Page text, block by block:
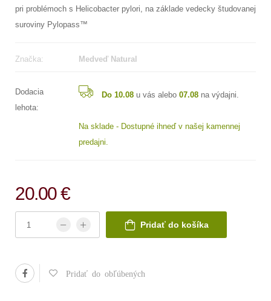
pri problémoch s Helicobacter pylori, na základe vedecky študovanej
suroviny Pylopass™
Značka: Medveď Natural
Dodacia
lehota:
Do 10.08u vás alebo 07.08na výdajni.
Na sklade - Dostupné ihneď v našej kamennej
predajni.
20.00 €
Pridať do košíka
Pridať do obľúbených